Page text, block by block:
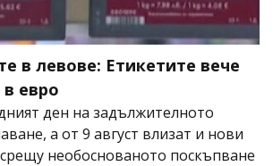
в левове: Етикетите вече
евро
ден на задължителното
а от 9 август влизат и нови
необоснованото поскъпване